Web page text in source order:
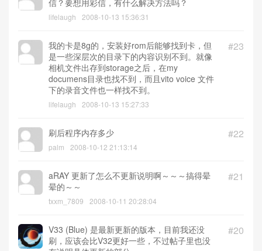
信？要想用彩信，有什么解决方法吗？
lifelaugh 2008-10-13 15:36:31
#23
我的卡是8g的，安装好rom后能够找到卡，但
是一些深层次的目录下的内容识别不到。就像
相机文件出存到storage之后，在my
documens目录也找不到，而且vito voice 文件
下的录音文件也一样找不到。
lifelaugh 2008-10-13 15:27:33
#22
刷后程序内存多少
palm 2008-10-12 21:13:14
#21
aRAY 更新了怎么不更新说明啊～～～搞得晕
晕的～～
txxm_7809 2008-10-11 20:28:04
#20
V33 (Blue) 是最新更新的版本，目前我还没
刷，应该会比V32更好一些，不过帖子里也没